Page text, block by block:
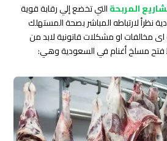
المربحةالتي تخضع إلي رقابة قوية
نظرأ لارتباطه المباشر بصحة المستهلك
مخالفات او مشكلات قانونية لابد من
مسلخ أغنام في السعودية وهي: